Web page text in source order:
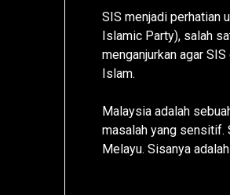
SIS menjadi perhatian
Islamic Party), salah
menganjurkan agar
Islam.
Malaysia adalah
masalah yang sensitif.
Melayu. Sisanya